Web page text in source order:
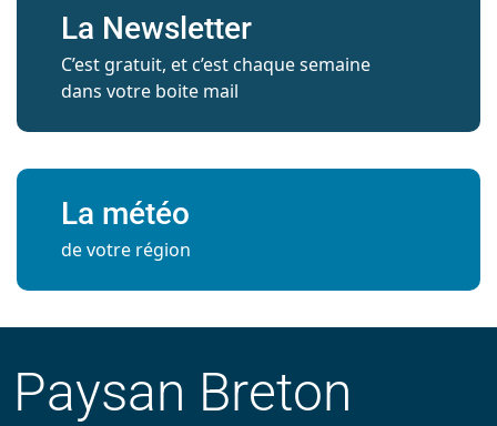
La Newsletter
C’est gratuit, et c’est chaque semaine
dans votre boite mail
La météo
de votre région
Paysan Breton